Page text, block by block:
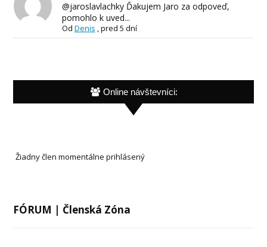
@jaroslavlachky Ďakujem Jaro za odpoveď,
pomohlo k uved...
Od Denis ,pred 5 dní
Online návštevníci:
Žiadny člen momentálne prihlásený
FÓRUM | Členská Zóna